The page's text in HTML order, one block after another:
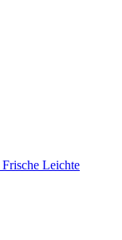
Frische Leichte